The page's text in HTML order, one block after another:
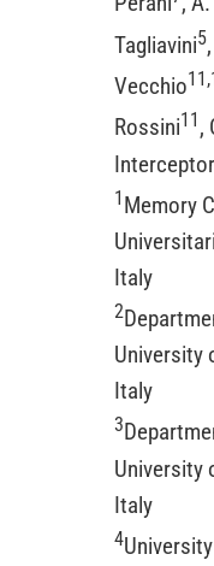
Tagliavini5
Vecchio
Rossini11 ,
1 Memory
Italy
2
University
Italy
3
University
Italy
4